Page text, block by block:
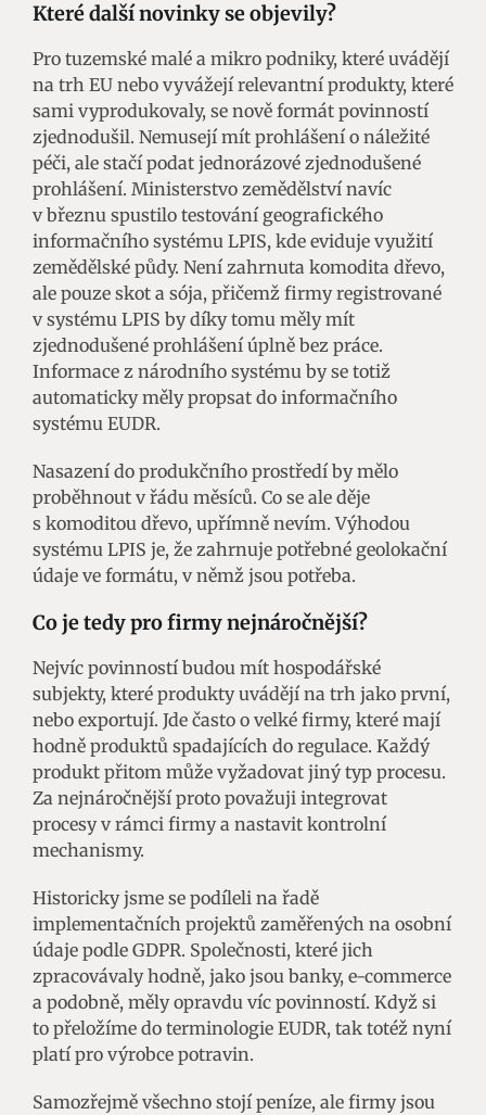
Které další novinky se objevily?
Pro tuzemské malé a mikro podniky, které uvádějí
na trh EU nebo vyvážejí relevantní produkty, které
sami vyprodukovaly, se nově formát povinností
zjednodušil. Nemusejí mít prohlášení o náležité
péči, ale stačí podat jednorázové zjednodušené
prohlášení. Ministerstvo zemědělství navíc
v březnu spustilo testování geografického
informačního systému LPIS, kde eviduje využití
zemědělské půdy. Není zahrnuta komodita dřevo,
ale pouze skot a sója, přičemž firmy registrované
v systému LPIS by díky tomu měly mít
zjednodušené prohlášení úplně bez práce.
Informace z národního systému by se totiž
automaticky měly propsat do informačního
systému EUDR.
Nasazení do produkčního prostředí by mělo
proběhnout v řádu měsíců. Co se ale děje
s komoditou dřevo, upřímně nevím. Výhodou
systému LPIS je, že zahrnuje potřebné geolokační
údaje ve formátu, v němž jsou potřeba.
Co je tedy pro firmy nejnáročnější?
Nejvíc povinností budou mít hospodářské
subjekty, které produkty uvádějí na trh jako první,
nebo exportují. Jde často o velké firmy, které mají
hodně produktů spadajících do regulace. Každý
produkt přitom může vyžadovat jiný typ procesu.
Za nejnáročnější proto považuji integrovat
procesy v rámci firmy a nastavit kontrolní
mechanismy.
Historicky jsme se podíleli na řadě
implementačních projektů zaměřených na osobní
údaje podle GDPR. Společnosti, které jich
zpracovávaly hodně, jako jsou banky, e-commerce
a podobně, měly opravdu víc povinností. Když si
to přeložíme do terminologie EUDR, tak totéž nyní
platí pro výrobce potravin.
Samozřejmě všechno stojí peníze, ale firmy jsou